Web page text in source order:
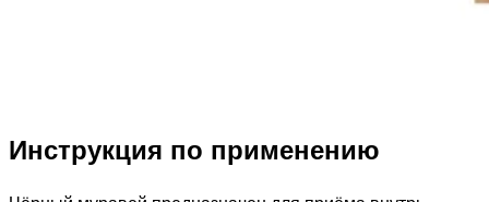
Инструкция по применению